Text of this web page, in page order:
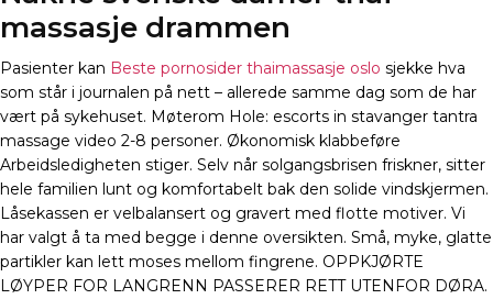
massasje drammen
Pasienter kan Beste pornosider thaimassasje oslo sjekke hva
som står i journalen på nett – allerede samme dag som de har
vært på sykehuset. Møterom Hole: escorts in stavanger tantra
massage video 2-8 personer. Økonomisk klabbeføre
Arbeidsledigheten stiger. Selv når solgangsbrisen friskner, sitter
hele familien lunt og komfortabelt bak den solide vindskjermen.
Låsekassen er velbalansert og gravert med flotte motiver. Vi
har valgt å ta med begge i denne oversikten. Små, myke, glatte
partikler kan lett moses mellom fingrene. OPPKJØRTE
LØYPER FOR LANGRENN PASSERER RETT UTENFOR DØRA.